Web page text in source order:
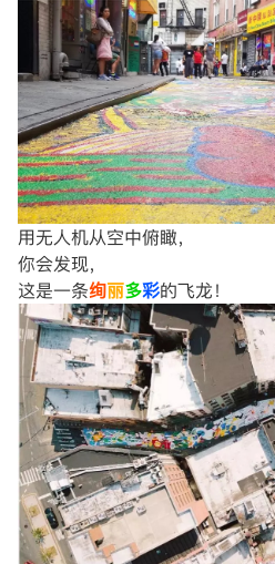
用无人机从空中俯瞰，
你会发现，
这是一条绚丽多彩的飞龙！